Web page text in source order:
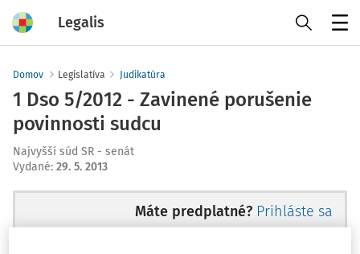
Legalis
Domov Legislatíva Judikatúra
1 Dso 5/2012 - Zavinené porušenie
povinnosti sudcu
Najvyšší súd SR - senát
Vydané: 29. 5. 2013
Máte predplatné? Prihláste sa